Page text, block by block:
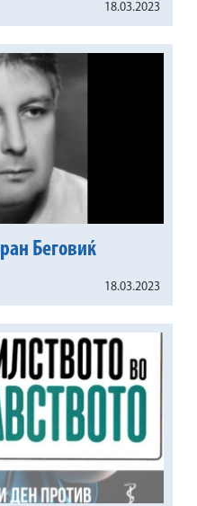
18.03.2023
Беговиќ
18.03.2023